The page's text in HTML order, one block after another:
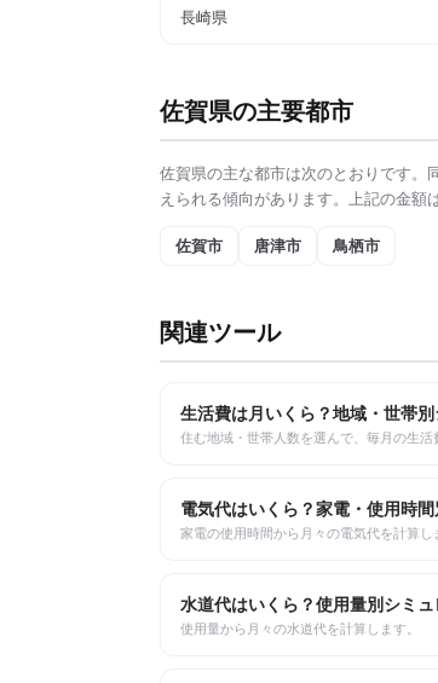
長崎県
佐賀県の主要都市
佐賀県の主な都市は次のとおりです。
えられる傾向があります。上記の金額
佐賀市 唐津市 鳥栖市
関連ツール
生活費は月いくら？地域・世帯
住む地域・世帯人数を選んで、毎月の生活
電気代はいくら？家電・使用時
家電の使用時間から月々の電気代を計算し
水道代はいくら？使用量別シミ
使用量から月々の水道代を計算します。